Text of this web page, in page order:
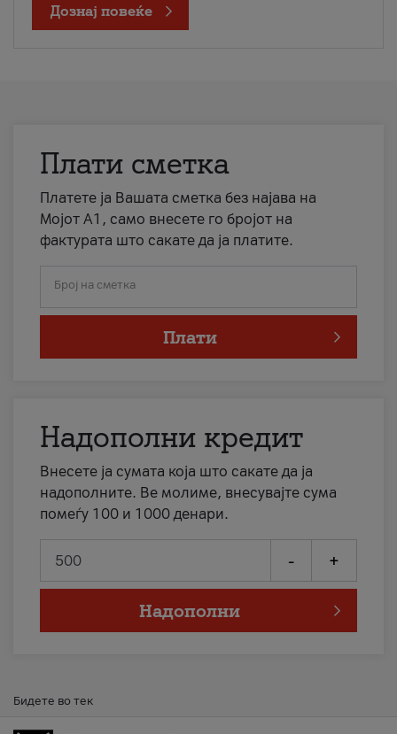
Дознај повеќе
Плати сметка
Платете ја Вашата сметка без најава на
Мојот А1, само внесете го бројот на
фактурата што сакате да ја платите.
Број на сметка
Плати
Надополни кредит
Внесете ја сумата која што сакате да ја
надополните. Ве молиме, внесувајте сума
помеѓу 100 и 1000 денари.
- +
Надополни
Бидете во тек